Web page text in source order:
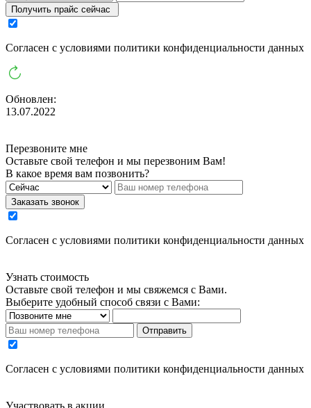
Получить прайс сейчас
Cогласен с условиями политики конфиденциальности данных
Обновлен:
13.07.2022
Перезвоните мне
Оставьте свой телефон и мы перезвоним Вам!
В какое время вам позвонить?
Заказать звонок
Cогласен с условиями политики конфиденциальности данных
Узнать стоимость
Оставьте свой телефон и мы свяжемся с Вами.
Выберите удобный способ связи с Вами:
Отправить
Cогласен с условиями политики конфиденциальности данных
Участвовать в акции